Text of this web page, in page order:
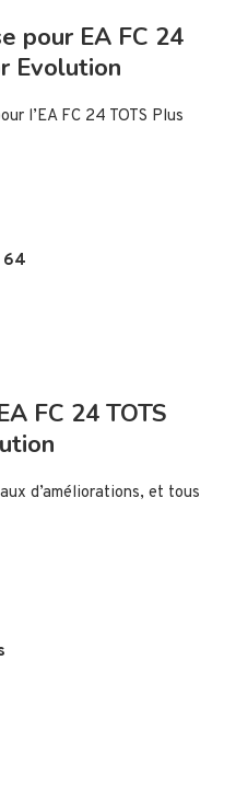
pour EA FC 24
Evolution
l’EA FC 24 TOTS Plus
64
FC 24 TOTS
d’améliorations, et tous